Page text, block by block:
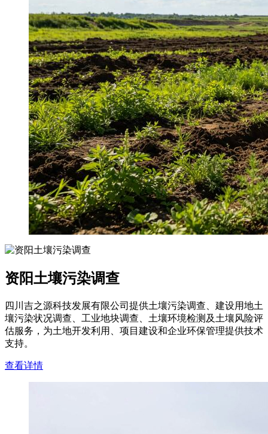
资阳土壤污染调查
四川吉之源科技发展有限公司提供土壤污染调查、建设用地土
壤污染状况调查、工业地块调查、土壤环境检测及土壤风险评
估服务，为土地开发利用、项目建设和企业环保管理提供技术
支持。
查看详情